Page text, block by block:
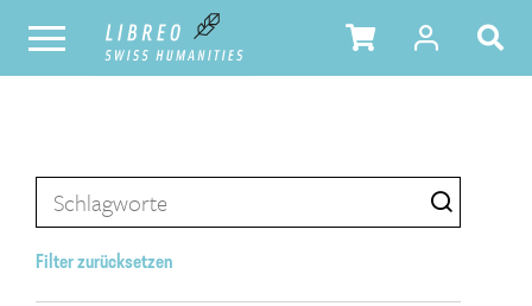
Filter zurücksetzen